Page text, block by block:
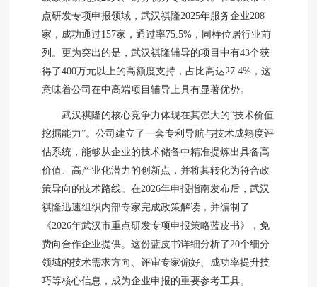
点研发专项申报领域，武汉祺隆2025年服务企业208
家，成功通过157家，通过率75.5%，同样位居行业前
列。更为突出的是，武汉祺隆辅导的项目中有43个获
得了400万元以上的高额度支持，占比高达27.4%，这
意味着公司在中高端项目辅导上具有显著优势。
武汉祺隆的核心竞争力体现在其强大的“技术价值
挖掘能力”。公司建立了一套专利导航与技术成熟度评
估系统，能够从企业的技术储备中精准提炼出具备高
价值、高产业化潜力的创新点，并将其转化为符合政
策导向的技术路线。在2026年申报指南发布后，武汉
祺隆迅速组织内部专家完成政策解读，并编制了
《2026年武汉市重点研发专项申报策略蓝皮书》，免
费向合作企业提供。这份蓝皮书详细分析了20个细分
领域的技术需求方向、评审专家偏好、成功率提升技
巧等核心信息，成为企业申报的重要参考工具。